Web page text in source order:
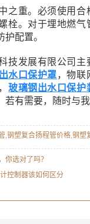
重。必须使用合
栓。对于埋地燃气
配置。
发展有限公司主
出水口保护罩，物联
玻璃钢出水口保护
若有需要，随时与
,钢塑复合扬程管价格,钢塑
你选对了吗？
控制器该如何区分